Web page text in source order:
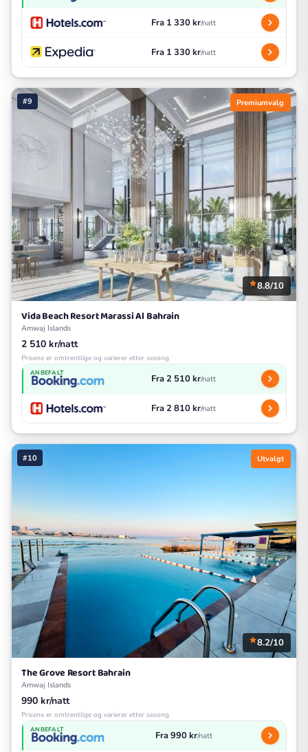
Fra 1 330 kr/natt
Fra 1 330 kr/natt
#9 Premiumvalg
8.8/10
Vida Beach Resort Marassi Al Bahrain
Amwaj Islands
2 510 kr/natt
Prisene er omtrentlige og varierer etter sesong
ANBEFALT Fra 2 510 kr/natt
Fra 2 810 kr/natt
#10 Utvalgt
8.2/10
The Grove Resort Bahrain
Amwaj Islands
990 kr/natt
Prisene er omtrentlige og varierer etter sesong
ANBEFALT Fra 990 kr/natt